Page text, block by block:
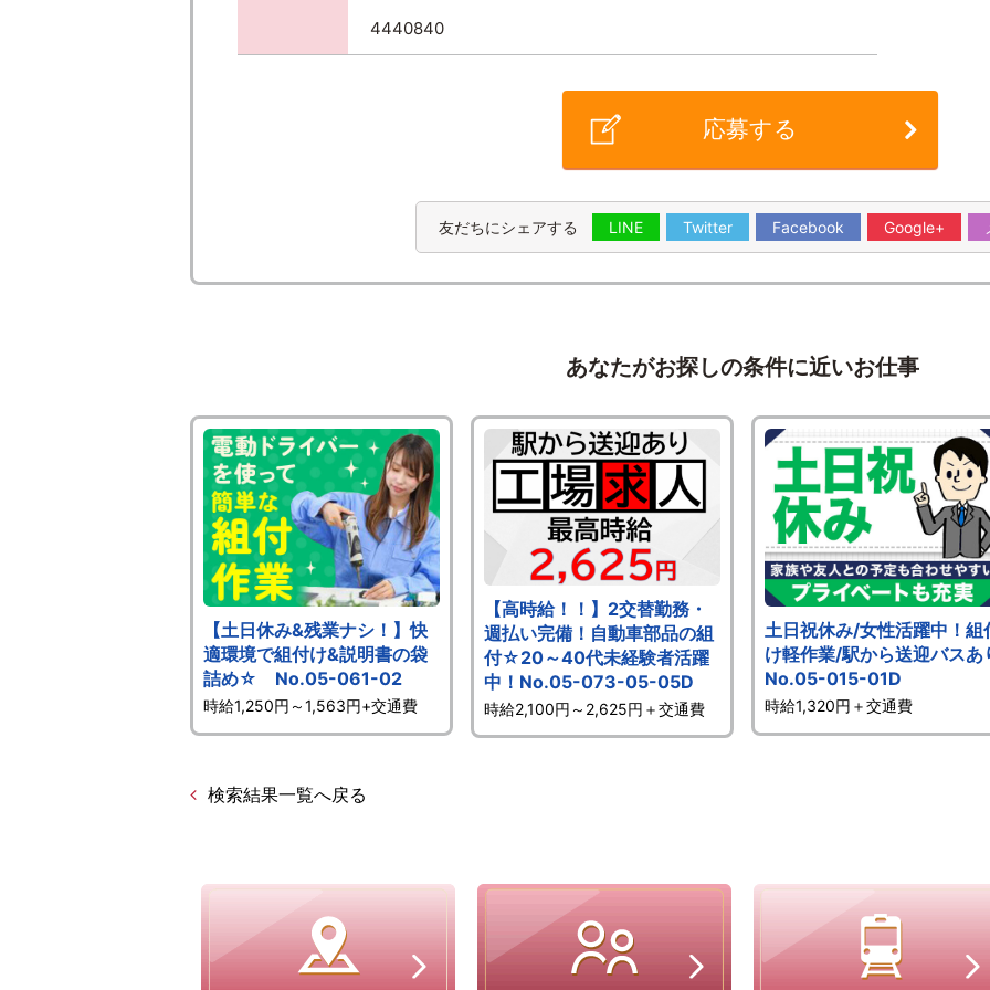
4440840
応募する
友だちにシェアする LINE Twitter Facebook Google+
あなたがお探しの条件に近いお仕事
【土日休み&残業ナシ！】快
適環境で組付け&説明書の袋
詰め☆ No.05-061-02
時給1,250円～1,563円+交通費
【高時給！！】2交替勤務・
週払い完備！自動車部品の組
付☆20～40代未経験者活躍
中！No.05-073-05-05D
時給2,100円～2,625円＋交通費
土日祝休み/女性活躍中！組
け軽作業/駅から送迎バスあ
No.05-015-01D
時給1,320円＋交通費
検索結果一覧へ戻る